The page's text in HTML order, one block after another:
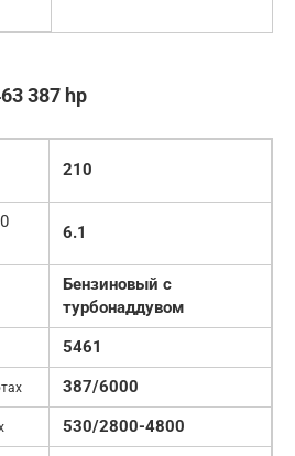
387 hp
210
6.1
Бензиновый c
турбонаддувом
5461
387/6000
530/2800-4800